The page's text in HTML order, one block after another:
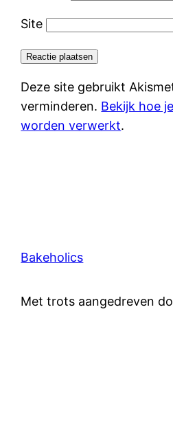
Site
Deze site gebruikt
verminderen. Bekijk hoe
worden verwerkt.
Bakeholics
Met trots aangedreven